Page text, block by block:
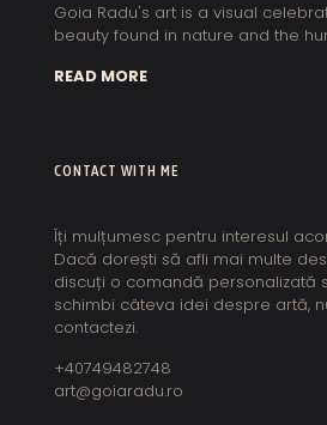
Goia Radu's art is a visual
beauty found in nature and the
READ MORE
CONTACT WITH ME
Îți mulțumesc pentru interesul
Dacă dorești să afli mai multe
discuți o comandă personalizată
schimbi câteva idei despre artă,
contactezi.
+40749482748
art@goiaradu.ro